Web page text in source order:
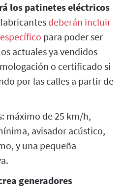
los patinetes eléctricos
deberán incluir
para poder ser
actuales ya vendidos
o certificado si
por las calles a partir de
máximo de 25 km/h,
avisador acústico,
y una pequeña
generadores